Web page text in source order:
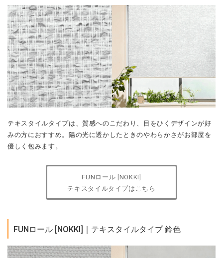
テキスタイルタイプは、質感へのこだわり、目をひくデザインが好
みの方におすすめ。陽の光に透かしたときのやわらかさがお部屋を
優しく包みます。
FUNロール [NOKKI]
テキスタイルタイプはこちら
FUNロール [NOKKI]｜テキスタイルタイプ 鈴色